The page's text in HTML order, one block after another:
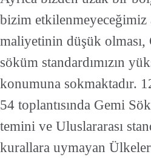
bizim etkilenmeyeceğimiz
maliyetinin düşük
söküm standardımızın
konumuna sokmaktadır.
54 toplantısında Gemi
temini ve Uluslararası
kurallara uymayan